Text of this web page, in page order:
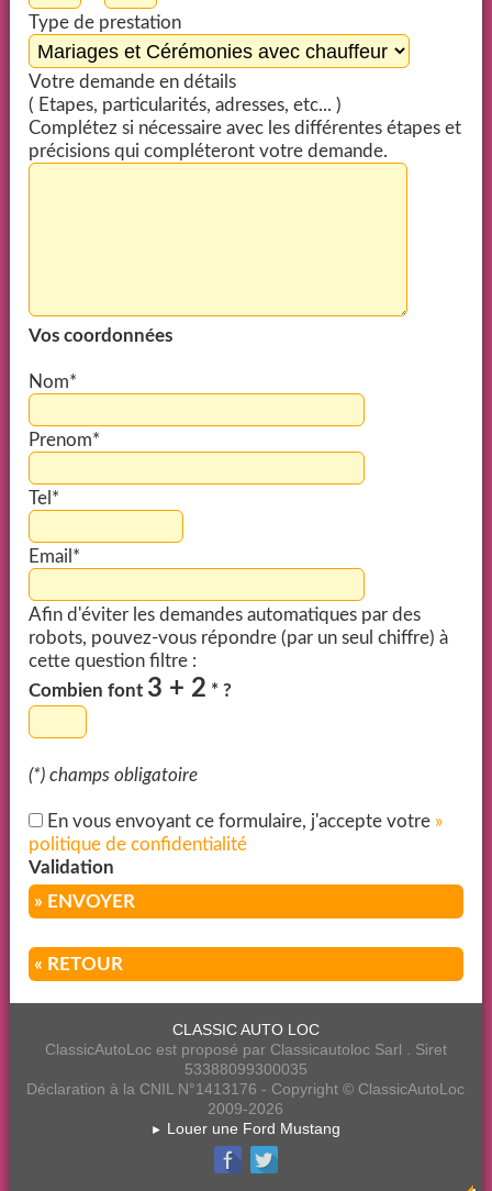
Type de prestation
Votre demande en détails
( Etapes, particularités, adresses, etc... )
Complétez si nécessaire avec les différentes étapes et
précisions qui compléteront votre demande.
Vos coordonnées
Nom*
Prenom*
Tel*
Email*
Afin d'éviter les demandes automatiques par des
robots, pouvez-vous répondre (par un seul chiffre) à
cette question filtre :
Combien font 3 + 2 * ?
(*) champs obligatoire
En vous envoyant ce formulaire, j'accepte votre »
politique de confidentialité
Validation
» ENVOYER
« RETOUR
CLASSIC AUTO LOC
ClassicAutoLoc est proposé par Classicautoloc Sarl . Siret
53388099300035
Déclaration à la CNIL N°1413176 - Copyright © ClassicAutoLoc
2009-2026
► Louer une Ford Mustang